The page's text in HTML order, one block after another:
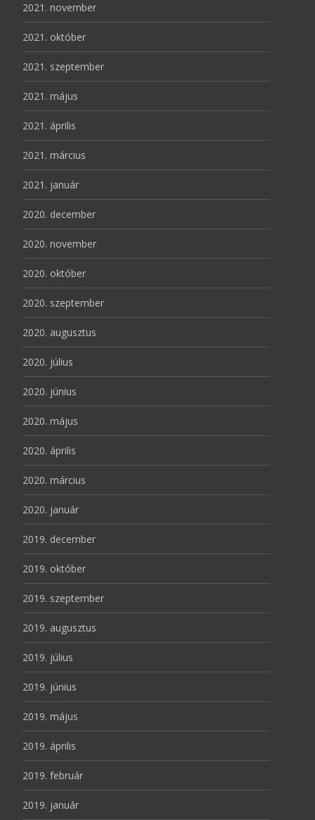
2021. november
2021. október
2021. szeptember
2021. május
2021. április
2021. március
2021. január
2020. december
2020. november
2020. október
2020. szeptember
2020. augusztus
2020. július
2020. június
2020. május
2020. április
2020. március
2020. január
2019. december
2019. október
2019. szeptember
2019. augusztus
2019. július
2019. június
2019. május
2019. április
2019. február
2019. január